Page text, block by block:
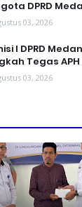
DPRD
03, 2026
I DPRD
Tegas
03, 2026